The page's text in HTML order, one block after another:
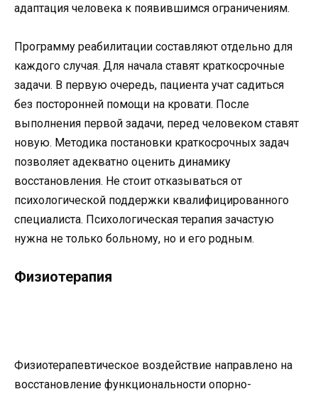
адаптация человека к появившимся ограничениям.
Программу реабилитации составляют отдельно для
каждого случая. Для начала ставят краткосрочные
задачи. В первую очередь, пациента учат садиться
без посторонней помощи на кровати. После
выполнения первой задачи, перед человеком ставят
новую. Методика постановки краткосрочных задач
позволяет адекватно оценить динамику
восстановления. Не стоит отказываться от
психологической поддержки квалифицированного
специалиста. Психологическая терапия зачастую
нужна не только больному, но и его родным.
Физиотерапия
Физиотерапевтическое воздействие направлено на
восстановление функциональности опорно-